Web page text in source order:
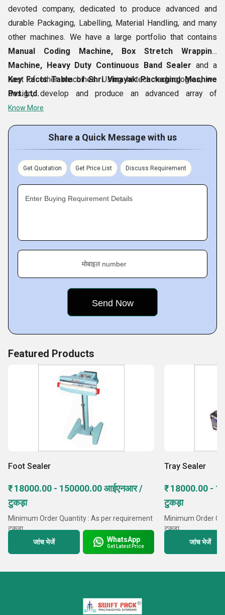
devoted company, dedicated to produce advanced and
durable Packaging, Labelling, Material Handling, and many
other machines. We have a large portfolio that contains
Manual Coding Machine, Box Stretch Wrapping
Machine, Heavy Duty Continuous Band Sealer and a
host of other machines. Using hi-tech technologies, we
design, develop and produce an advanced array of
machines and supply the same at industry leading prices.
logistics personnel make delivery of aforesaid machines
nationally. Having experience, our logistics personnel
commit to on-time delivery of orders without causing
damage to machines.
Key Facts Table of Shri Vinayak Packaging Machine
Pvt. Ltd.
Know More
Share a Quick Message with us
Get Quotation Get Price List Discuss Requirement
Enter Buying Requirement Details
मोबाइल number
Featured Products
Foot Sealer
₹ 18000.00 - 150000.00 आईएनआर /
टुकड़ा
Minimum Order Quantity : As per requirement
टुकड़ा
Delivery Time : 1 Days
जांच भेजें WhatsApp
Get Latest Price
Tray Sealer
₹ 18000.00 -
टुकड़ा
Minimum Order
टुकड़ा
Delivery Time : 1
जांच भेजें